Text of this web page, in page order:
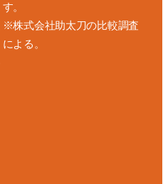
す。
※株式会社助太刀の比較調査
による。